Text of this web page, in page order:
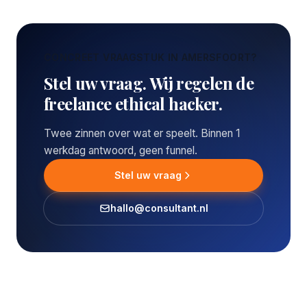
CONCREET VRAAGSTUK IN AMERSFOORT?
Stel uw vraag. Wij regelen de
freelance ethical hacker.
Twee zinnen over wat er speelt. Binnen 1
werkdag antwoord, geen funnel.
Stel uw vraag
hallo@consultant.nl